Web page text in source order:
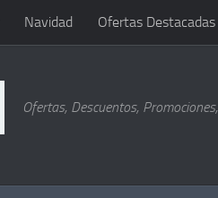
Navidad Ofertas Destacadas
Ofertas, Descuentos,